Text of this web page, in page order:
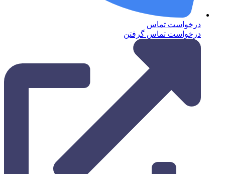
درخواست تماس
درخواست تماس گرفتن